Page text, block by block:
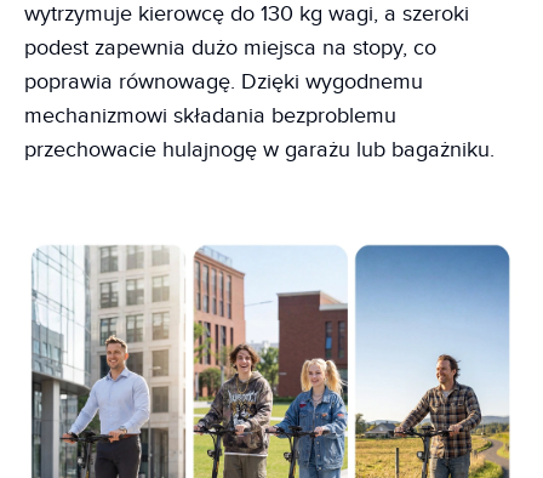
wytrzymuje kierowcę do 130 kg wagi, a szeroki
podest zapewnia dużo miejsca na stopy, co
poprawia równowagę. Dzięki wygodnemu
mechanizmowi składania bezproblemu
przechowacie hulajnogę w garażu lub bagażniku.